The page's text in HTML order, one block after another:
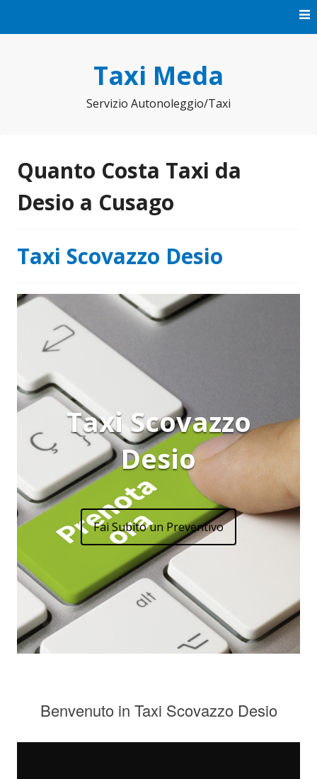
Taxi Meda
Servizio Autonoleggio/Taxi
Quanto Costa Taxi da
Desio a Cusago
Taxi Scovazzo Desio
Taxi Scovazzo
Desio
Fai Subito un Preventivo
Benvenuto in Taxi Scovazzo Desio